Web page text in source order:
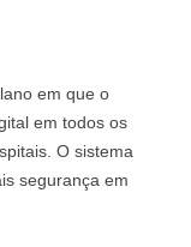
em que o
em todos os
O sistema
segurança em